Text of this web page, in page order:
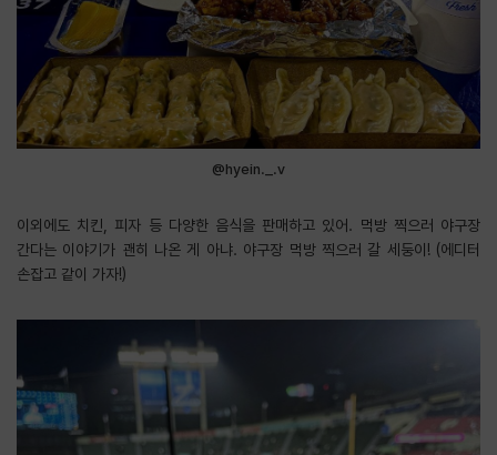
@hyein._.v
이외에도 치킨, 피자 등 다양한 음식을 판매하고 있어. 먹방 찍으러 야구장
간다는 이야기가 괜히 나온 게 아냐. 야구장 먹방 찍으러 갈 세둥이! (에디터
손잡고 같이 가자!)